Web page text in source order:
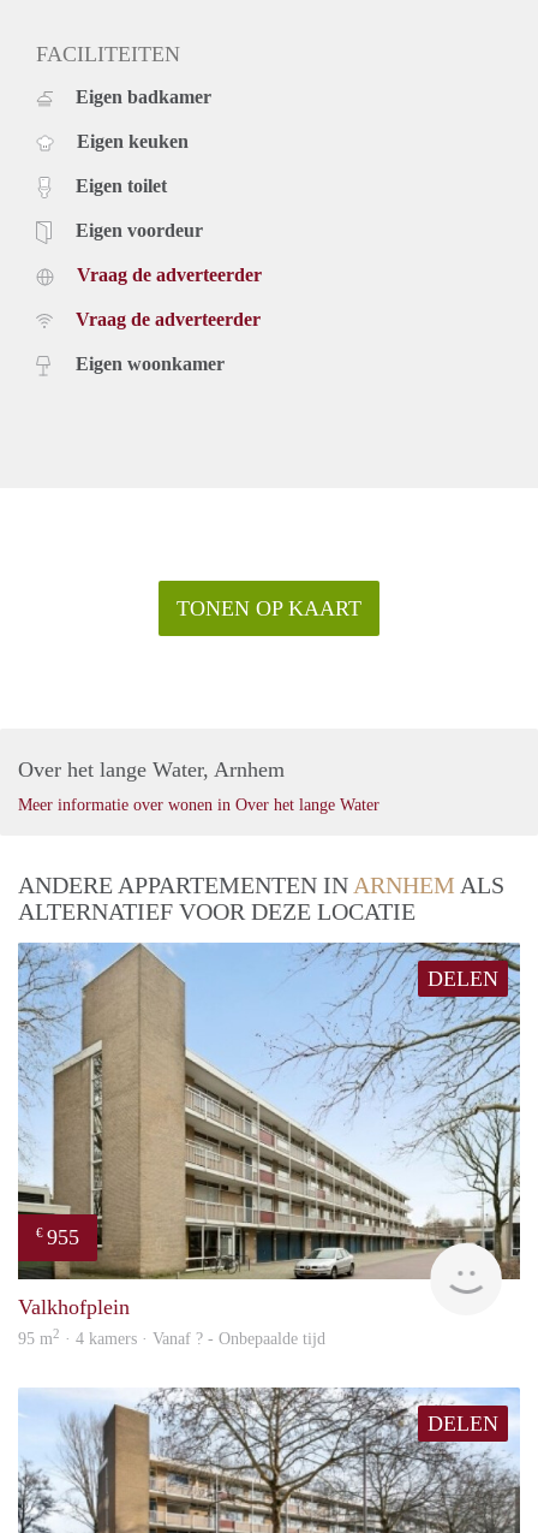
FACILITEITEN
Eigen badkamer
Eigen keuken
Eigen toilet
Eigen voordeur
Vraag de adverteerder
Vraag de adverteerder
Eigen woonkamer
TONEN OP KAART
Over het lange Water, Arnhem
Meer informatie over wonen in Over het lange Water
ANDERE APPARTEMENTEN IN ARNHEM ALS
ALTERNATIEF VOOR DEZE LOCATIE
DELEN
€ 955
Valkhofplein
95 m2 · 4 kamers · Vanaf ? - Onbepaalde tijd
DELEN